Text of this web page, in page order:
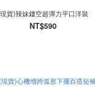
貨)辣妹鏤空超彈力平口洋裝
NT$590